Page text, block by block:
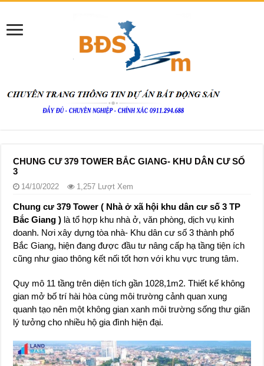
CHUNG CƯ 379 TOWER BẮC GIANG- KHU DÂN CƯ SỐ
3
14/10/2022 1,257 Lượt Xem
Chung cư 379 Tower ( Nhà ở xã hội khu dân cư số 3 TP
Bắc Giang ) là tổ hợp khu nhà ở, văn phòng, dịch vụ kinh
doanh. Nơi xây dựng tòa nhà- Khu dân cư số 3 thành phố
Bắc Giang, hiện đang được đầu tư nâng cấp hạ tầng tiện ích
cũng như giao thông kết nối tốt hơn với khu vực trung tâm.
Quy mô 11 tầng trên diện tích gần 1028,1m2. Thiết kế không
gian mở bố trí hài hòa cùng môi trường cảnh quan xung
quanh tạo nên một không gian xanh môi trường sống thư giãn
lý tưởng cho nhiều hộ gia đình hiện đại.